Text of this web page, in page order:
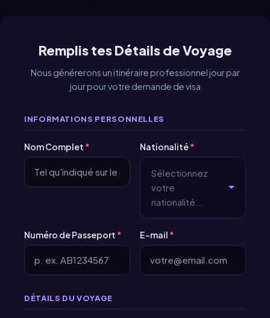
Remplis tes Détails de Voyage
Nous générerons un itinéraire professionnel jour par
jour pour votre demande de visa
INFORMATIONS PERSONNELLES
Nom Complet * Nationalité*
Sélectionnez
votre
nationalité...
Numéro de Passeport * E-mail *
DÉTAILS DU VOYAGE